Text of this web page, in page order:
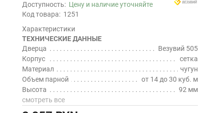
Доступность: Цену и наличие уточняйте
Код товара: 1251
Характеристики
ТЕХНИЧЕСКИЕ ДАННЫЕ
Дверца
Везувий 505
Корпус
сетка
Материал
чугун
Объем парной
от 14 до 30 куб. м
Высота
92 мм
смотреть все